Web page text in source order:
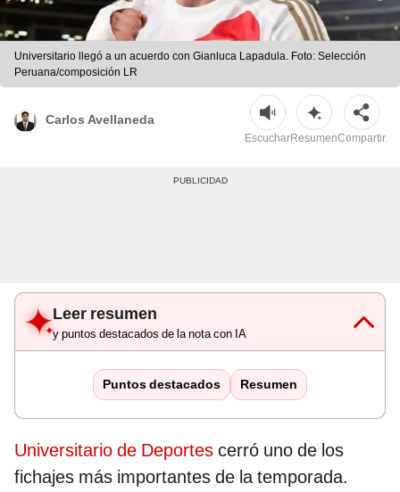
Universitario llegó a un acuerdo con Gianluca Lapadula. Foto: Selección
Peruana/composición LR
Carlos Avellaneda
EscucharResumenCompartir
Leer resumen
y puntos destacados de la nota con IA
Puntos destacados Resumen
Universitario de Deportes cerró uno de los
fichajes más importantes de la temporada.